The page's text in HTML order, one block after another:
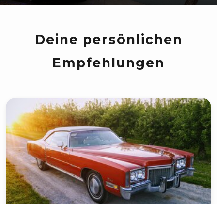
Empfehlungen